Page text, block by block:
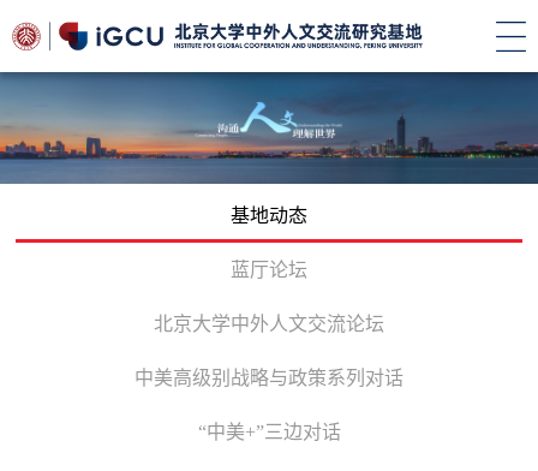
基地动态
蓝厅论坛
北京大学中外人文交流论坛
中美高级别战略与政策系列对话
“中美+”三边对话